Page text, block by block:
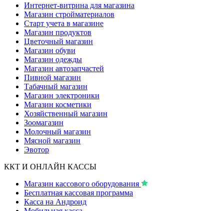
Интернет-витрина для магазина
Магазин стройматериалов
Старт учета в магазине
Магазин продуктов
Цветочный магазин
Магазин обуви
Магазин одежды
Магазин автозапчастей
Пивной магазин
Табачный магазин
Магазин электроники
Магазин косметики
Хозяйственный магазин
Зоомагазин
Молочный магазин
Мясной магазин
Эвотор
ККТ И ОНЛАЙН КАССЫ
Магазин кассового оборудования
Бесплатная кассовая программа
Касса на Андроид